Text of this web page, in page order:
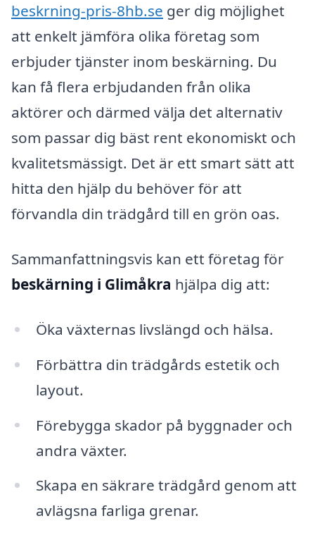
beskrning-pris-8hb.se ger dig möjlighet
att enkelt jämföra olika företag som
erbjuder tjänster inom beskärning. Du
kan få flera erbjudanden från olika
aktörer och därmed välja det alternativ
som passar dig bäst rent ekonomiskt och
kvalitetsmässigt. Det är ett smart sätt att
hitta den hjälp du behöver för att
förvandla din trädgård till en grön oas.
Sammanfattningsvis kan ett företag för
beskärning i Glimåkra hjälpa dig att:
Öka växternas livslängd och hälsa.
Förbättra din trädgårds estetik och
layout.
Förebygga skador på byggnader och
andra växter.
Skapa en säkrare trädgård genom att
avlägsna farliga grenar.